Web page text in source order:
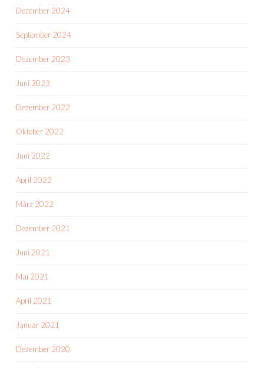
Dezember 2024
September 2024
Dezember 2023
Juni 2023
Dezember 2022
Oktober 2022
Juni 2022
April 2022
März 2022
Dezember 2021
Juni 2021
Mai 2021
April 2021
Januar 2021
Dezember 2020